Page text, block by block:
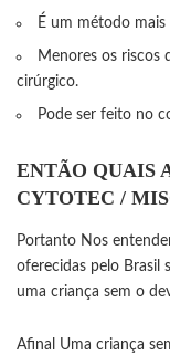
É um método mais
Menores os riscos
cirúrgico.
Pode ser feito no
ENTÃO QUAIS
CYTOTEC /
Portanto Nos
oferecidas pelo Brasil
uma criança sem o
Afinal Uma criança